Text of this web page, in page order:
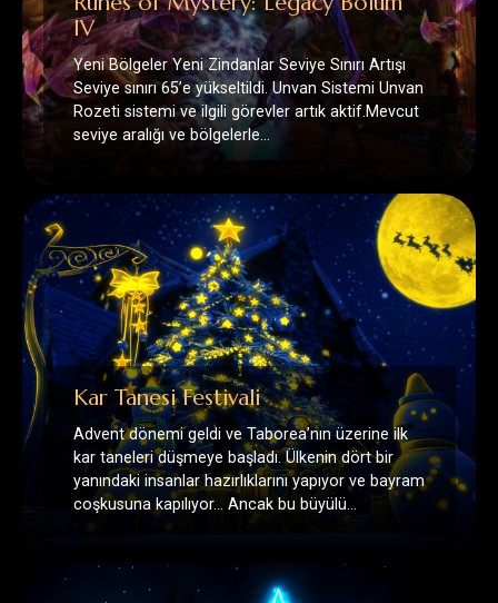
Rozeti sistemi ve ilgili görevler artık aktif.Mevcut
seviye aralığı ve bölgelerle…
Kar Tanesi Festivali
Advent dönemi geldi ve Taborea’nın üzerine ilk
kar taneleri düşmeye başladı. Ülkenin dört bir
yanındaki insanlar hazırlıklarını yapıyor ve bayram
coşkusuna kapılıyor… Ancak bu büyülü…
AFK MOD Elmas Farm Etkinliği